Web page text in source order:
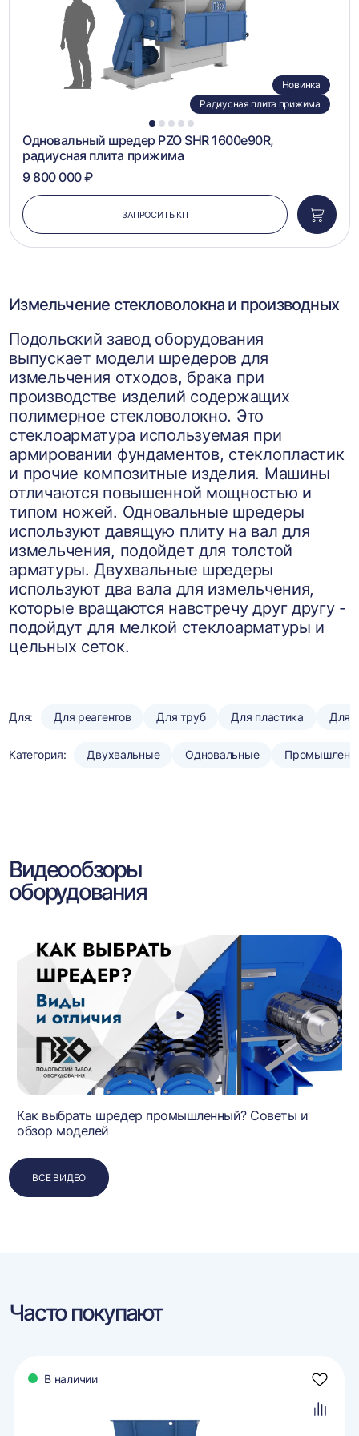
1 2 3 4 5
Новинка
Радиусная плита прижима
Одновальный шредер PZO SHR 1600e90R,
радиусная плита прижима
9 800 000 ₽
ЗАПРОСИТЬ КП
в
Измельчение стекловолокна и производных
Подольский завод оборудования
выпускает модели шредеров для
измельчения отходов, брака при
производстве изделий содержащих
полимерное стекловолокно. Это
стеклоарматура используемая при
армировании фундаментов, стеклопластик
и прочие композитные изделия. Машины
отличаются повышенной мощностью и
типом ножей. Одновальные шредеры
используют давящую плиту на вал для
измельчения, подойдет для толстой
арматуры. Двухвальные шредеры
используют два вала для измельчения,
которые вращаются навстречу друг другу -
подойдут для мелкой стеклоарматуры и
цельных сеток.
Для: Для реагентов Для труб Для пластика Для
Категория: Двухвальные Одновальные
Видеообзоры
оборудования
Как выбрать шредер промышленный? Советы и
обзор моделей
ВСЕ ВИДЕО
Часто покупают
В наличии